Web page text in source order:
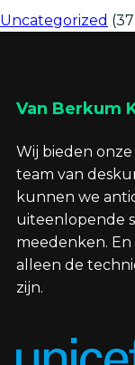
Uncategorized
Van Berkum
Wij bieden
team van
kunnen we
uiteenlopende
meedenken.
alleen de
zijn.